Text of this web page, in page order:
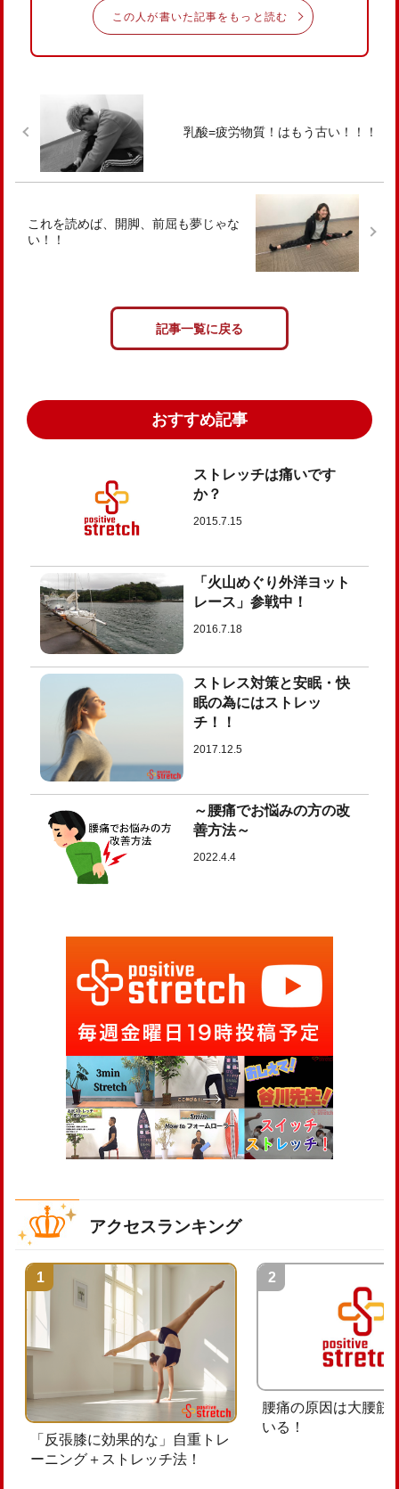
この人が書いた記事をもっと読む
乳酸=疲労物質！はもう古い！！！
これを読めば、開脚、前屈も夢じゃな
い！！
記事一覧に戻る
おすすめ記事
ストレッチは痛いです
か？
2015.7.15
「火山めぐり外洋ヨット
レース」参戦中！
2016.7.18
ストレス対策と安眠・快
眠の為にはストレッ
チ！！
2017.12.5
～腰痛でお悩みの方の改
善方法～
2022.4.4
アクセスランキング
「反張膝に効果的な」自重トレ
ーニング＋ストレッチ法！
腰痛の原因は大腰筋
いる！